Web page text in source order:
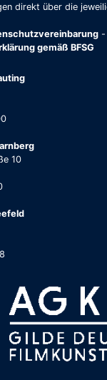
direkt über die
-
gemäß BFSG
10